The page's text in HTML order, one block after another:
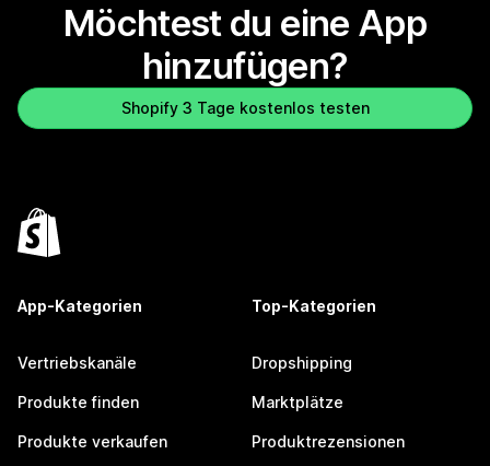
Möchtest du eine App
hinzufügen?
Shopify 3 Tage kostenlos testen
App-Kategorien
Vertriebskanäle
Produkte finden
Produkte verkaufen
Top-Kategorien
Dropshipping
Marktplätze
Produktrezensionen